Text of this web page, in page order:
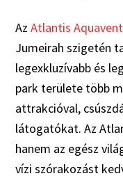
AzAtlantis
Jumeirah szigetén
legexkluzívabb és
park területe több
attrakcióval,
látogatókat. Az
hanem az egész
vízi szórakozást